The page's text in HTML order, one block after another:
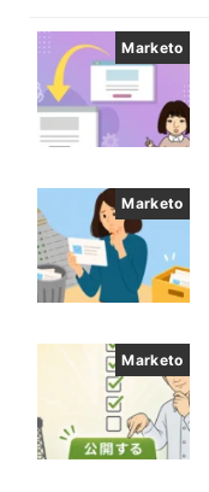
Marketo
Marketo
Marketo